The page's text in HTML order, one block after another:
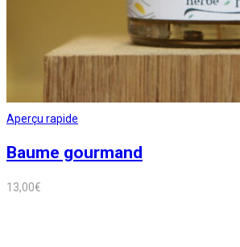
Aperçu rapide
Baume gourmand
13,00€